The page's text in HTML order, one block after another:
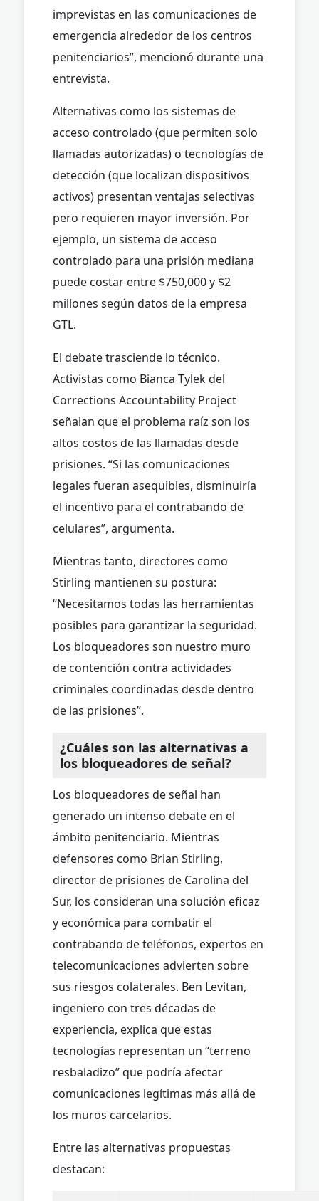
imprevistas en las comunicaciones de
emergencia alrededor de los centros
penitenciarios”, mencionó durante una
entrevista.
Alternativas como los sistemas de
acceso controlado (que permiten solo
llamadas autorizadas) o tecnologías de
detección (que localizan dispositivos
activos) presentan ventajas selectivas
pero requieren mayor inversión. Por
ejemplo, un sistema de acceso
controlado para una prisión mediana
puede costar entre $750,000 y $2
millones según datos de la empresa
GTL.
El debate trasciende lo técnico.
Activistas como Bianca Tylek del
Corrections Accountability Project
señalan que el problema raíz son los
altos costos de las llamadas desde
prisiones. “Si las comunicaciones
legales fueran asequibles, disminuiría
el incentivo para el contrabando de
celulares”, argumenta.
Mientras tanto, directores como
Stirling mantienen su postura:
“Necesitamos todas las herramientas
posibles para garantizar la seguridad.
Los bloqueadores son nuestro muro
de contención contra actividades
criminales coordinadas desde dentro
de las prisiones”.
¿Cuáles son las alternativas a
los bloqueadores de señal?
Los bloqueadores de señal han
generado un intenso debate en el
ámbito penitenciario. Mientras
defensores como Brian Stirling,
director de prisiones de Carolina del
Sur, los consideran una solución eficaz
y económica para combatir el
contrabando de teléfonos, expertos en
telecomunicaciones advierten sobre
sus riesgos colaterales. Ben Levitan,
ingeniero con tres décadas de
experiencia, explica que estas
tecnologías representan un “terreno
resbaladizo” que podría afectar
comunicaciones legítimas más allá de
los muros carcelarios.
Entre las alternativas propuestas
destacan: